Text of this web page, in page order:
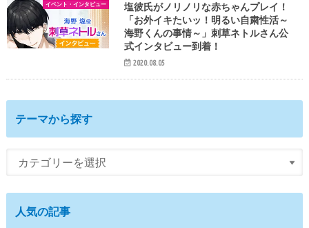
イベント・インタビュー
塩彼氏がノリノリな赤ちゃんプレイ！
「お外イキたいッ！明るい自粛性活～
海野くんの事情～」刺草ネトルさん公
式インタビュー到着！
2020.08.05
テーマから探す
人気の記事